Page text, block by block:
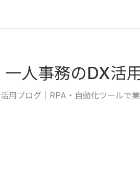
人事務のDX活
用ブログ｜RPA・自動化ツールで